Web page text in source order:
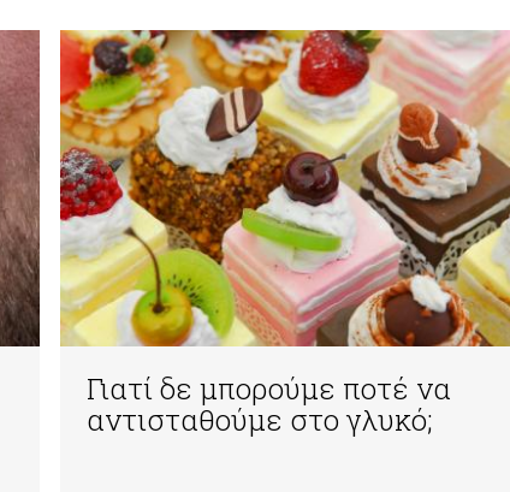
Γιατί δε μπορούμε ποτέ να
αντισταθούμε στο γλυκό;